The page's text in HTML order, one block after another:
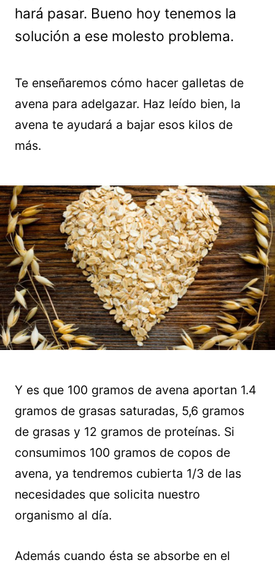
hará pasar. Bueno hoy tenemos la
solución a ese molesto problema.
Te enseñaremos cómo hacer galletas de
avena para adelgazar. Haz leído bien, la
avena te ayudará a bajar esos kilos de
más.
Y es que 100 gramos de avena aportan 1.4
gramos de grasas saturadas, 5,6 gramos
de grasas y 12 gramos de proteínas. Si
consumimos 100 gramos de copos de
avena, ya tendremos cubierta 1/3 de las
necesidades que solicita nuestro
organismo al día.
Además cuando ésta se absorbe en el